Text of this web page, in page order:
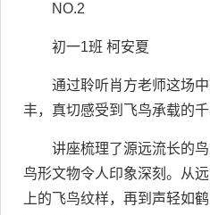
NO.2
初一1班 柯安夏
通过聆听肖方老师这场
丰，真切感受到飞鸟承载的千
讲座梳理了源远流长的
鸟形文物令人印象深刻。从
上的飞鸟纹样，再到声轻如